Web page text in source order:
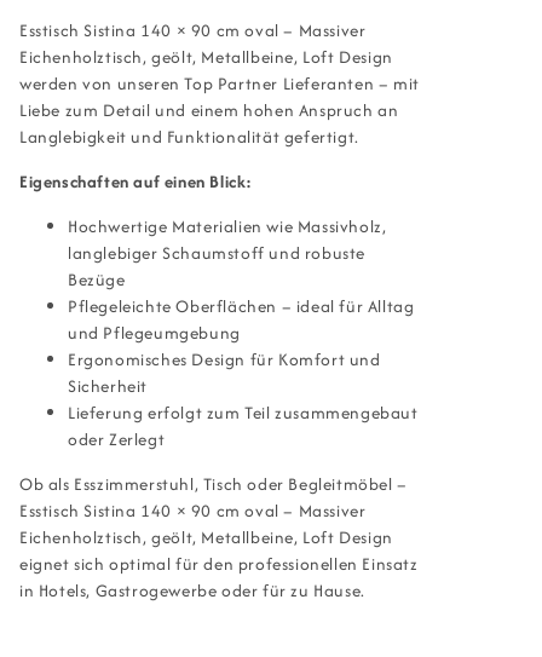
Esstisch Sistina 140 × 90 cm oval – Massiver
Eichenholztisch, geölt, Metallbeine, Loft Design
werden von unseren Top Partner Lieferanten – mit
Liebe zum Detail und einem hohen Anspruch an
Langlebigkeit und Funktionalität gefertigt.
Eigenschaften auf einen Blick:
Hochwertige Materialien wie Massivholz,
langlebiger Schaumstoff und robuste
Bezüge
Pflegeleichte Oberflächen – ideal für Alltag
und Pflegeumgebung
Ergonomisches Design für Komfort und
Sicherheit
Lieferung erfolgt zum Teil zusammengebaut
oder Zerlegt
Ob als Esszimmerstuhl, Tisch oder Begleitmöbel –
Esstisch Sistina 140 × 90 cm oval – Massiver
Eichenholztisch, geölt, Metallbeine, Loft Design
eignet sich optimal für den professionellen Einsatz
in Hotels, Gastrogewerbe oder für zu Hause.